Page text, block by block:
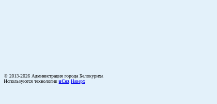
© 2013-2026 Администрация города Белокуриха
Используются технологии uCoz Наверх